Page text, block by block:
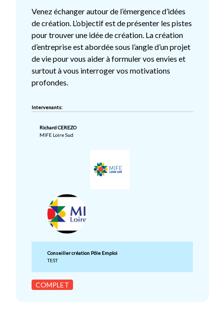
Venez échanger autour de l’émergence d’idées
de création. L’objectif est de présenter les pistes
pour trouver une idée de création. La création
d’entreprise est abordée sous l’angle d’un projet
de vie pour vous aider à formuler vos envies et
surtout à vous interroger vos motivations
profondes.
Intervenants:
Richard CEREZO
MIFE Loire Sud
Conseiller création Pôle Emploi
TEST
COMPLET